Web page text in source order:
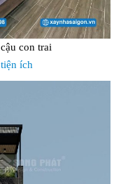
con trai
ích